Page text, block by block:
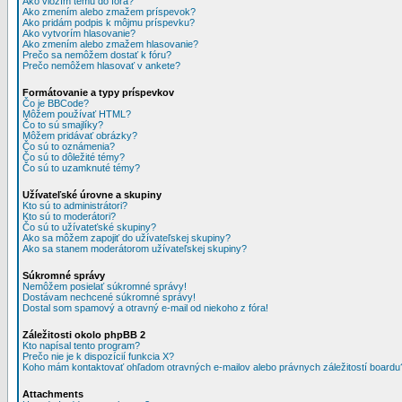
Ako zmením alebo zmažem príspevok?
Ako pridám podpis k môjmu príspevku?
Ako vytvorím hlasovanie?
Ako zmením alebo zmažem hlasovanie?
Prečo sa nemôžem dostať k fóru?
Prečo nemôžem hlasovať v ankete?
Formátovanie a typy príspevkov
Čo je BBCode?
Môžem používať HTML?
Čo to sú smajlíky?
Môžem pridávať obrázky?
Čo sú to oznámenia?
Čo sú to dôležité témy?
Čo sú to uzamknuté témy?
Užívateľské úrovne a skupiny
Kto sú to administrátori?
Kto sú to moderátori?
Čo sú to užívateťské skupiny?
Ako sa môžem zapojiť do užívateľskej skupiny?
Ako sa stanem moderátorom užívateľskej skupiny?
Súkromné správy
Nemôžem posielať súkromné správy!
Dostávam nechcené súkromné správy!
Dostal som spamový a otravný e-mail od niekoho z fóra!
Záležitosti okolo phpBB 2
Kto napísal tento program?
Prečo nie je k dispozícií funkcia X?
Koho mám kontaktovať ohľadom otravných e-mailov alebo právnych záležitostí
Attachments